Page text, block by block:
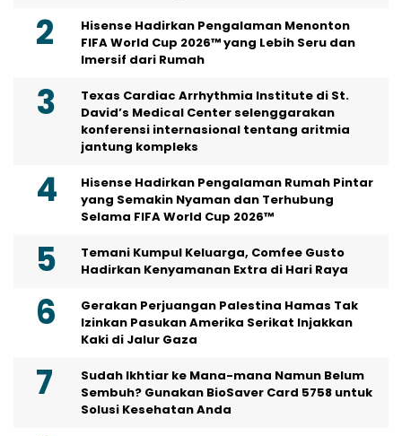
Hisense Hadirkan Pengalaman Menonton
FIFA World Cup 2026™ yang Lebih Seru dan
Imersif dari Rumah
Texas Cardiac Arrhythmia Institute di St.
David’s Medical Center selenggarakan
konferensi internasional tentang aritmia
jantung kompleks
Hisense Hadirkan Pengalaman Rumah Pintar
yang Semakin Nyaman dan Terhubung
Selama FIFA World Cup 2026™
Temani Kumpul Keluarga, Comfee Gusto
Hadirkan Kenyamanan Extra di Hari Raya
Gerakan Perjuangan Palestina Hamas Tak
Izinkan Pasukan Amerika Serikat Injakkan
Kaki di Jalur Gaza
Sudah Ikhtiar ke Mana-mana Namun Belum
Sembuh? Gunakan BioSaver Card 5758 untuk
Solusi Kesehatan Anda